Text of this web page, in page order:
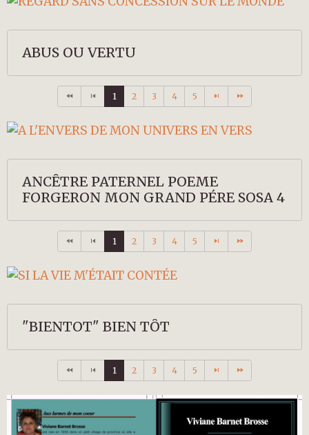
ABUS OU VERTU
1 2 3 4 5
ANCÊTRE PATERNEL POEME
FORGERON MON GRAND PÉRE SOSA 4
1 2 3 4 5
"BIENTOT" BIEN TÔT
1 2 3 4 5